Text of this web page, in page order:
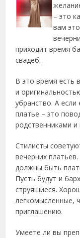
– это
вам
приходит время
свадеб.
В это время есть
и
убранство. А если
платье – это
родственниками и
Стилисты
вечерних
должны быть
Пусть будут и
струящиеся.
легкомысленные,
приглашению.
Умеете ли вы